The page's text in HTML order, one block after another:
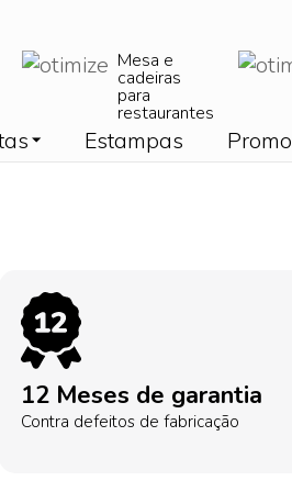
Mesa e
cadeiras
para
restaurantes
Estampas Promo
12 Meses de garantia
Contra defeitos de fabricação